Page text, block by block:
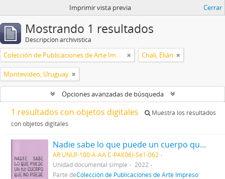
Imprimir vista previa Cerrar
Mostrando 1 resultados
Descripción archivística
Colección de Publicaciones de Arte Impreso Chali, Elián
Montevideo, Uruguay
Opciones avanzadas de búsqueda
1 resultados con objetos digitales
Muestra los resultados
con objetos digitales
Nadie sabe lo que puede un cuerpo que no puede 2022
AR UNLP-100-A-AA C-PAI(06)-Se1-062
Unidad documental simple
2022
Parte deColección de Publicaciones de Arte Impreso